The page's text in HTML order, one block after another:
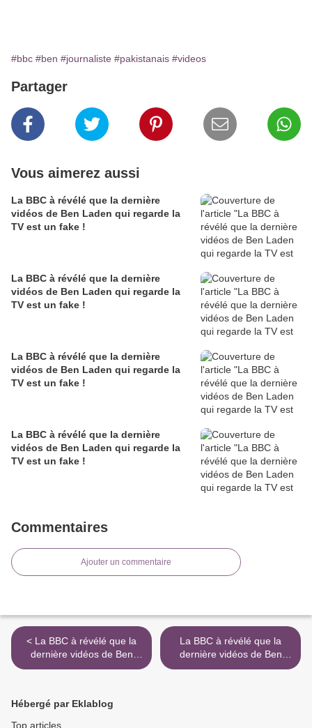
#bbc #ben #journaliste #pakistanais #videos
Partager
Vous aimerez aussi
La BBC à révélé que la dernière
vidéos de Ben Laden qui regarde la
TV est un fake !
La BBC à révélé que la dernière
vidéos de Ben Laden qui regarde la
TV est un fake !
La BBC à révélé que la dernière
vidéos de Ben Laden qui regarde la
TV est un fake !
La BBC à révélé que la dernière
vidéos de Ben Laden qui regarde la
TV est un fake !
Commentaires
Ajouter un commentaire
< La BBC à révélé que la
dernière vidéos de Ben
Laden qui regarde la TV est
La BBC à révélé que la
dernière vidéos de Ben
Laden qui regarde la TV est
Hébergé par Eklablog
Top articles